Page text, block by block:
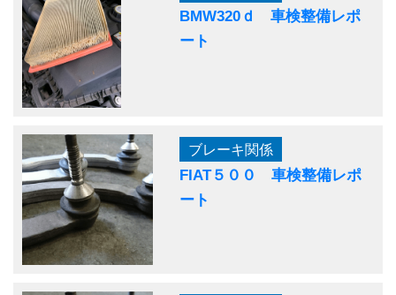
BMW320ｄ 車検整備レポ
ート
ブレーキ関係
FIAT５００ 車検整備レポ
ート